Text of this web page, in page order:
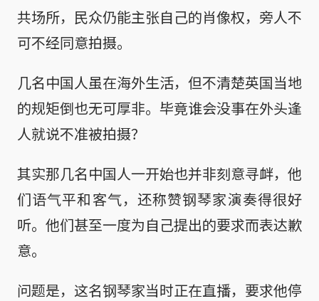
共场所，民众仍能主张自己的肖像权，旁人不
可不经同意拍摄。
几名中国人虽在海外生活，但不清楚英国当地
的规矩倒也无可厚非。毕竟谁会没事在外头逢
人就说不准被拍摄？
其实那几名中国人一开始也并非刻意寻衅，他
们语气平和客气，还称赞钢琴家演奏得很好
听。他们甚至一度为自己提出的要求而表达歉
意。
问题是，这名钢琴家当时正在直播，要求他停